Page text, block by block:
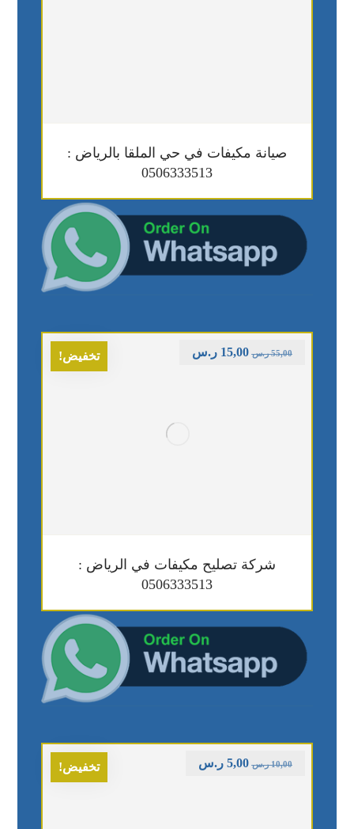
صيانة مكيفات في حي الملقا بالرياض :
0506333513
تخفيض!
شركة تصليح مكيفات في الرياض :
0506333513
55,00 ر.س 15,00 ر.س
تخفيض! 10,00 ر.س 5,00 ر.س